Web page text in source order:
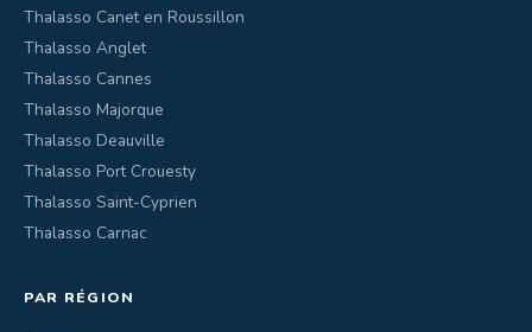
Thalasso Canet en Roussillon
Thalasso Anglet
Thalasso Cannes
Thalasso Majorque
Thalasso Deauville
Thalasso Port Crouesty
Thalasso Saint-Cyprien
Thalasso Carnac
PAR RÉGION